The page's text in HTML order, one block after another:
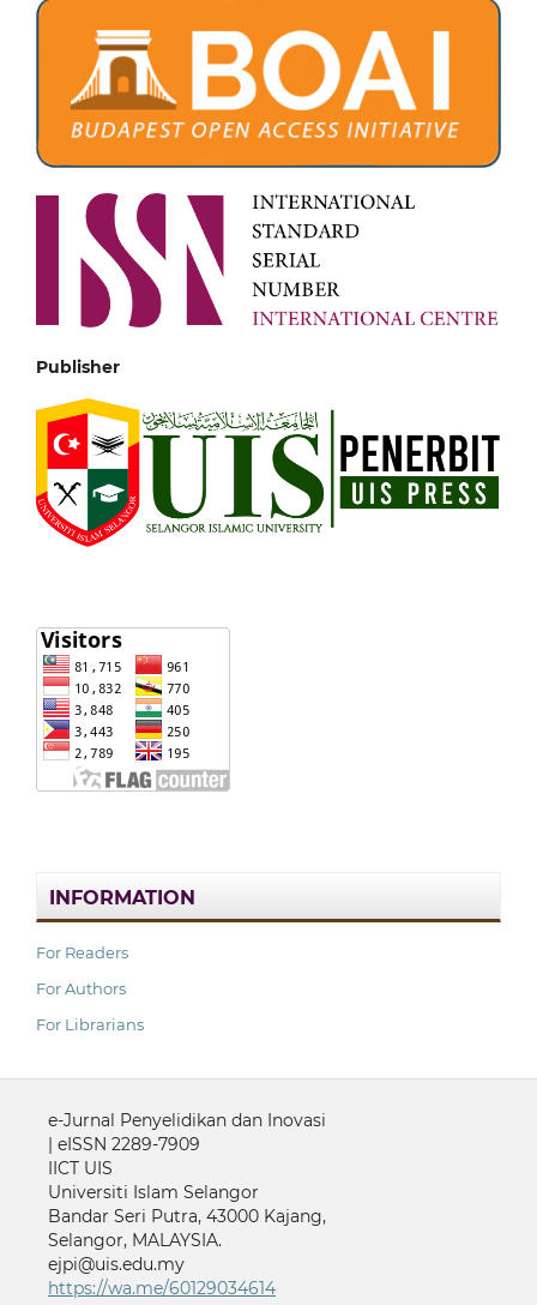
Publisher
INFORMATION
For Readers
For Authors
For Librarians
e-Jurnal Penyelidikan dan Inovasi
| eISSN 2289-7909
IICT UIS
Universiti Islam Selangor
Bandar Seri Putra, 43000 Kajang,
Selangor, MALAYSIA.
ejpi@uis.edu.my
https://wa.me/60129034614